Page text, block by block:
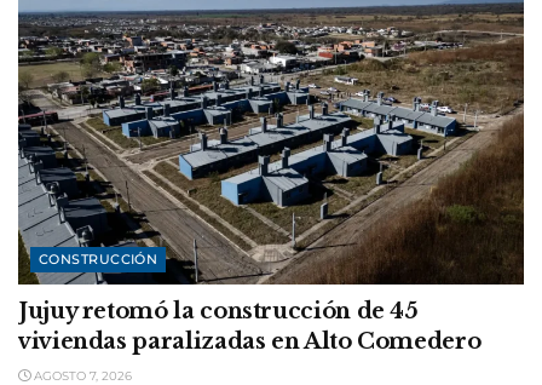
CONSTRUCCIÓN
Jujuy retomó la construcción de 45
viviendas paralizadas en Alto Comedero
AGOSTO 7, 2026